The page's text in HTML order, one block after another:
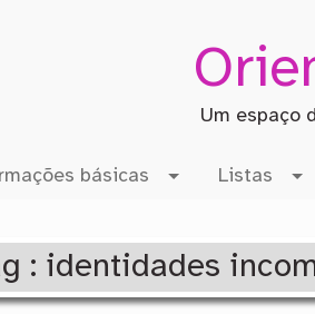
Um espaço
básicas Listas
: identidades